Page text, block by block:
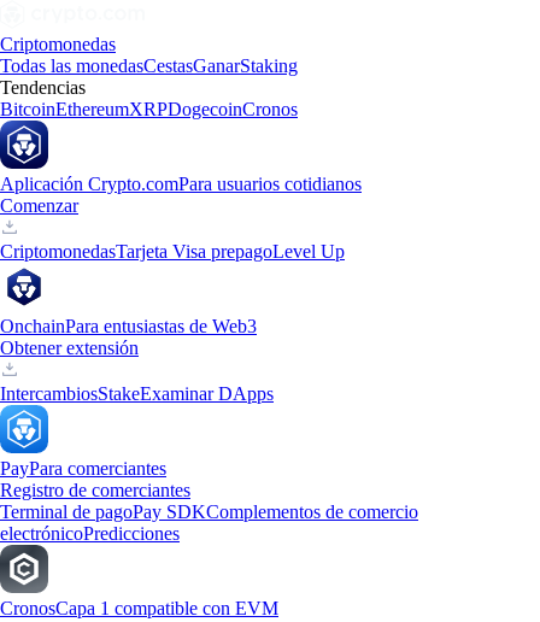
Criptomonedas
Todas las monedasCestasGanarStaking
Tendencias
BitcoinEthereumXRPDogecoinCronos
Aplicación Crypto.comPara usuarios cotidianos
Comenzar
CriptomonedasTarjeta Visa prepagoLevel Up
OnchainPara entusiastas de Web3
Obtener extensión
IntercambiosStakeExaminar DApps
PayPara comerciantes
Registro de comerciantes
Terminal de pagoPay SDKComplementos de comercio
electrónicoPredicciones
CronosCapa 1 compatible con EVM